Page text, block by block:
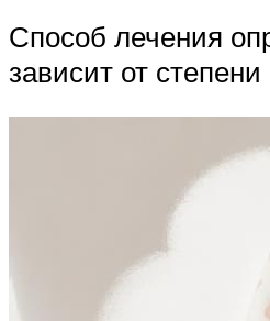
Способ лечения
зависит от